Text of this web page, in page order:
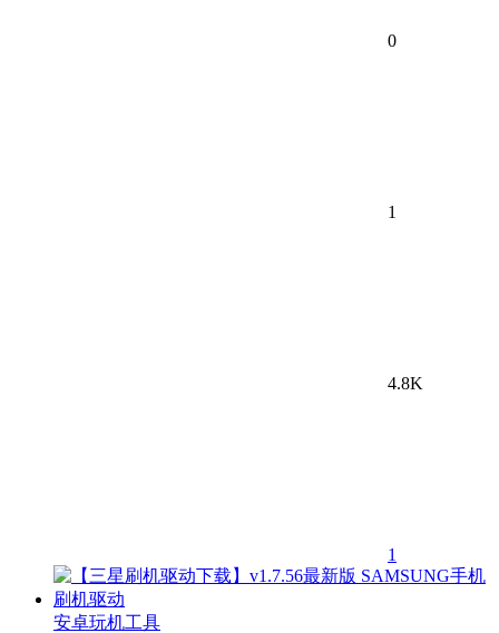
0
1
4.8K
1
安卓玩机工具